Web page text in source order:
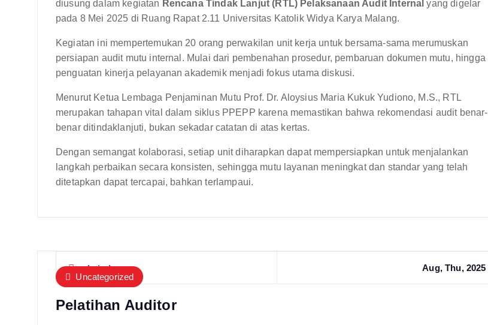
diusung dalam kegiatan Rencana Tindak Lanjut (RTL) Pelaksanaan Audit Internal yang digelar
pada 8 Mei 2025 di Ruang Rapat 2.11 Universitas Katolik Widya Karya Malang.
Kegiatan ini mempertemukan 20 orang perwakilan unit kerja untuk bersama-sama merumuskan
persiapan audit mutu internal. Mulai dari pembenahan prosedur, pembaruan dokumen mutu, hingga
penguatan kinerja pelayanan akademik menjadi fokus utama diskusi.
Menurut Ketua Lembaga Penjaminan Mutu Prof. Dr. Aloysius Maria Kukuk Yudiono, M.S., RTL
merupakan tahapan vital dalam siklus PPEPP karena memastikan bahwa rekomendasi audit benar-
benar ditindaklanjuti, bukan sekadar catatan di atas kertas.
Dengan semangat kolaborasi, setiap unit diharapkan dapat mempersiapkan untuk menjalankan
langkah perbaikan secara konsisten, sehingga mutu layanan meningkat dan standar yang telah
ditetapkan dapat tercapai, bahkan terlampaui.
admin-lpm
Aug, Thu, 2025
Uncategorized
Pelatihan Auditor